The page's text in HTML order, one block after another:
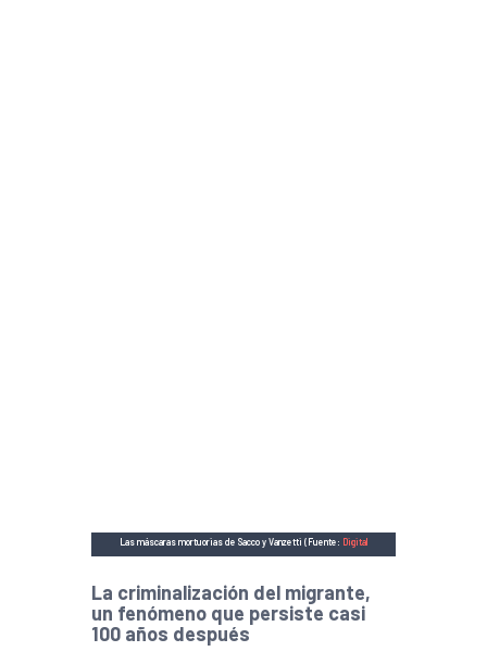
Las máscaras mortuorias de Sacco y Vanzetti (Fuente: Digital
La criminalización del migrante,
un fenómeno que persiste casi
100 años después